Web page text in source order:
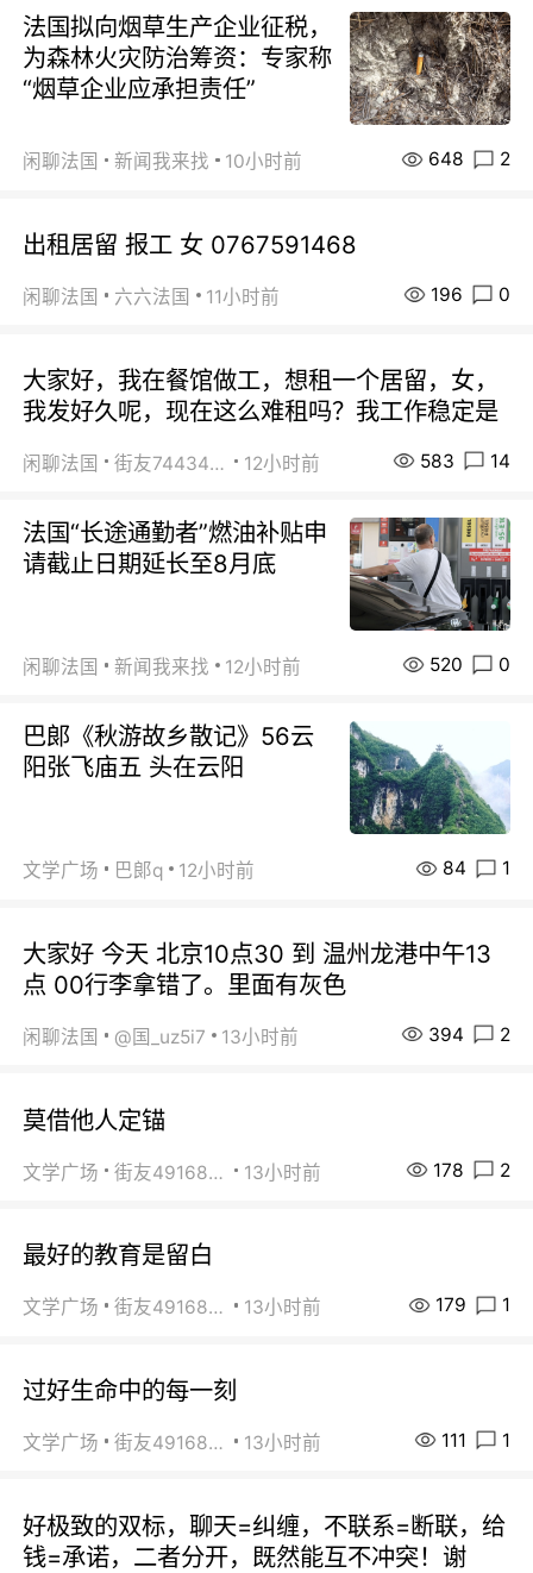
法国拟向烟草生产企业征税，
为森林火灾防治筹资：专家称
“烟草企业应承担责任”
闲聊法国 新闻我来找 10小时前 648 2
出租居留 报工 女 0767591468
闲聊法国 六六法国 11小时前 196 0
大家好，我在餐馆做工，想租一个居留，女，
我发好久呢，现在这么难租吗？我工作稳定是
闲聊法国 街友74434350 12小时前 583 14
法国“长途通勤者”燃油补贴申
请截止日期延长至8月底
闲聊法国 新闻我来找 12小时前 520 0
巴郞《秋游故乡散记》56云
阳张飞庙五 头在云阳
文学广场 巴郞q 12小时前 84 1
大家好 今天 北京10点30 到 温州龙港中午13
点 00行李拿错了。里面有灰色
闲聊法国 @国_uz5i7 13小时前 394 2
莫借他人定锚
文学广场 街友49168527 13小时前 178 2
最好的教育是留白
文学广场 街友49168527 13小时前 179 1
过好生命中的每一刻
文学广场 街友49168527 13小时前 111 1
好极致的双标，聊天=纠缠，不联系=断联，给
钱=承诺，二者分开，既然能互不冲突！谢